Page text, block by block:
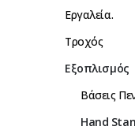
Eργαλεία.
Τροχός
Εξοπλισμός
Βάσεις
Hand